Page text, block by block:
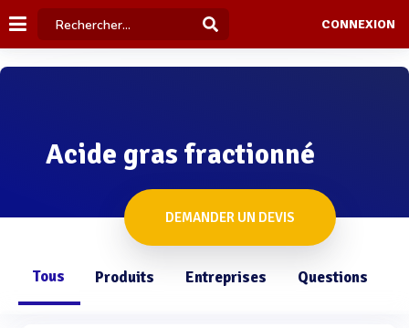
CONNEXION
Acide gras fractionné
DEMANDER UN DEVIS
Tous Produits Entreprises Questions